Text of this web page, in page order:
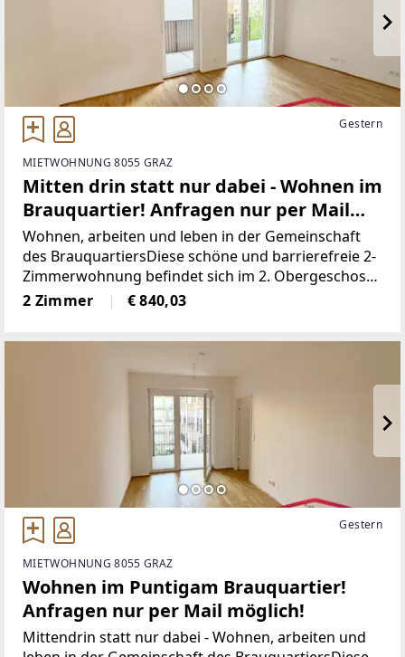
Gestern
MIETWOHNUNG 8055 GRAZ
Mitten drin statt nur dabei - Wohnen im
Brauquartier! Anfragen nur per Mail
möglch!
Wohnen, arbeiten und leben in der Gemeinschaft
des BrauquartiersDiese schöne und barrierefreie 2-
Zimmerwohnung befindet sich im 2. Obergeschoss
(mit Lift), bietet eine Nutzfläche von ca. 53 m² und
einen Balkon.Raumaufteilung:+ Wohnküche+
2 Zimmer € 840,03
Gestern
MIETWOHNUNG 8055 GRAZ
Wohnen im Puntigam Brauquartier!
Anfragen nur per Mail möglich!
Mittendrin statt nur dabei - Wohnen, arbeiten und